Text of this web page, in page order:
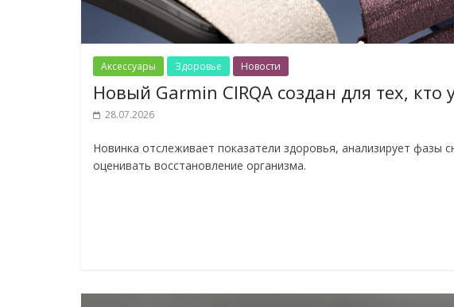
Аксессуары Здоровье Новости
Новый Garmin CIRQA создан для тех, кто
28.07.2026
Новинка отслеживает показатели здоровья, анализирует фазы
оценивать восстановление организма.